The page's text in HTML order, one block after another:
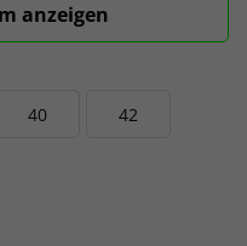
anzeigen
40 42